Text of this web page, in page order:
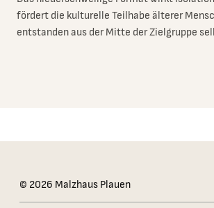
fördert die kulturelle Teilhabe älterer
entstanden aus der Mitte der Zielgruppe
Das Kleingedruckte
© 2026 Malzhaus Plauen